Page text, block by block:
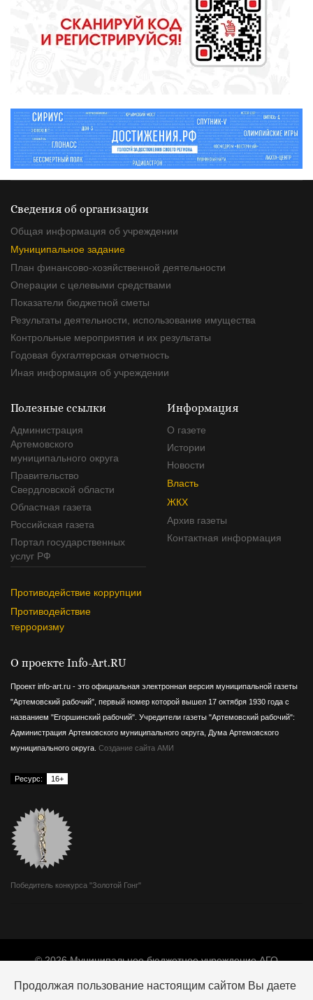
полицейского
Сведения об организации
Общая информация об учреждении
Муниципальное задание
План финансово-хозяйственной деятельности
Операции с целевыми средствами
Показатели бюджетной сметы
Результаты деятельности, использование имущества
Контрольные мероприятия и их результаты
Годовая бухгалтерская отчетность
Иная информация об учреждении
Полезные ссылки
Администрация
Артемовского
муниципального округа
Правительство
Свердловской области
Областная газета
Российская газета
Портал государственных
услуг РФ
Противодействие коррупции
Противодействие
терроризму
Информация
О газете
Истории
Новости
Власть
ЖКХ
Архив газеты
Контактная информация
О проекте Info-Art.RU
Проект info-art.ru - это официальная электронная версия муниципальной газеты
"Артемовский рабочий", первый номер которой вышел 17 октября 1930 года с
названием "Егоршинский рабочий". Учредители газеты "Артемовский рабочий":
Администрация Артемовского муниципального округа, Дума Артемовского
муниципального округа. Создание сайта АМИ
Ресурс: 16+
Победитель конкурса "Золотой Гонг"
© 2026 Муниципальное бюджетное учреждение АГО
Адрес: 623780, г. Артемовский, ул. Мира, 10.
Продолжая пользование настоящим сайтом Вы даете